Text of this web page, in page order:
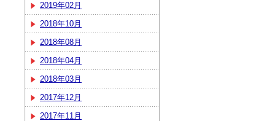
2019年02月
2018年10月
2018年08月
2018年04月
2018年03月
2017年12月
2017年11月